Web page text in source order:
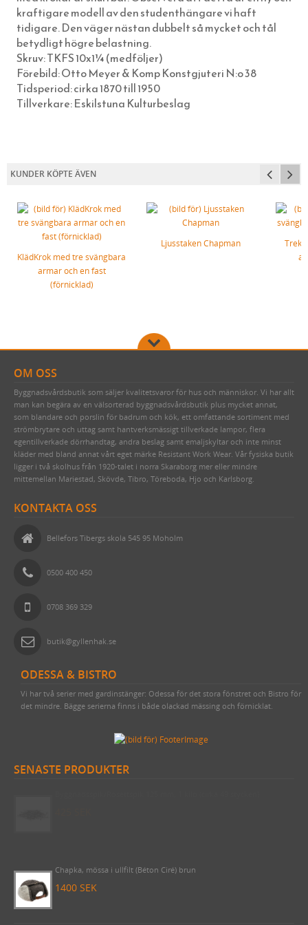
ELMONTERADE FOTOGENLAMPOR
SPOTLIGHTS I KLASSISK STIL
TRÄDGÅRDSREDSKAP
KAFFEBRYGGARE MED MERA
FÖR SKRIVBORDET
LÄDERVÅRD
PRAKTISKA TING I HEMMET
BÅRDER
BLANK TRÅDSPIK
KOPPARSPIK KVADRAT
DEKORSPIK
ÖVRIGA SPIKAR
NUBB
FÖRNICKLAD MÄSSINGSSKRUV
TJÄRDREV
EGNA SKYLTAR I EMALJ & MÄSSING
SIFFROR OCH BOKSTÄVER I MÄSSING
VITA MED SVART TEXT
BLÅA MED VIT TEXT
GJUTNA SKYLTAR MÄSSING & NICKEL
YXOR & BILOR
SPEEDHEATER (FÄRGBORTTAGNING)
FÄRGSKRAPOR MED MERA
SPECIALVERKTYG
BRYNEN
ÖVRIGT
WEBBUTIK
ÖPPETTIDER
VÄGBESKRIVNING
KONTAKTA OSS
kraftigare modell av den studenthängare vi haft
tidigare. Den väger nästan dubbelt så mycket och tål
betydligt högre belastning.
Skruv: TKFS 10x1¼ (medföljer)
Förebild: Otto Meyer & Komp Konstgjuteri N:o 38
Tidsperiod: cirka 1870 till 1950
Tillverkare: Eskilstuna Kulturbeslag
KUNDER KÖPTE ÄVEN
KlädKrok med tre svängbara
armar och en fast
(förnicklad)
Ljusstaken Chapman
OM OSS
Byggnadsvårdsbutik som säljer kvalitetsvaror för hus och människor. Vi har allt
man kan begära av en välsorterad byggnadsvårdsbutik plus mycket annat,
som blandare och porslin för badrum och kök, ett omfattande sortiment med
strömbrytare och uttag samt hantverksmässigt tillverkade lampor, flera
egentillverkade dörrhandtag, andra beslag samt emaljskyltar och inte minst
kläder med bland annat vårt eget märke Resistant Work Wear. Vår fysiska butik
ligger i två skolhus från 1920-talet i norra Skaraborg mer eller mindre
mittemellan Mariestad, Skövde, Tibro, Töreboda, Hjo och Karlsborg.
KONTAKTA OSS
Bellefors Tibergs skola 545 95 Moholm
0500 400 450
0708 369 329
butik@gyllenhak.se
ODESSA & BISTRO
Vi har två serier med gardinstänger: Odessa för det stora fönstret och Bistro för
det mindre. Bägge serierna finns i både olackad mässing och förnicklat.
SENASTE PRODUKTER
Chapka, mössa i ullfilt (Béton Ciré) brun
1400 SEK